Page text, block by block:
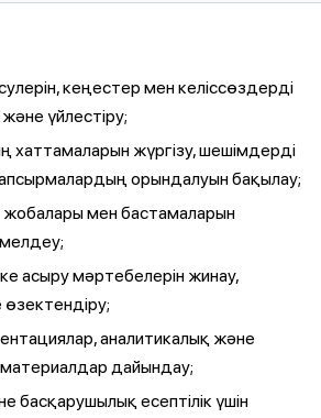
кеңестер мен келіссөздерді
үйлестіру;
хаттамаларын жүргізу, шешімдерді
орындалуын бақылау;
мен бастамаларын
асыру мәртебелерін жинау,
аналитикалық және
дайындау;
басқарушылық есептілік үшін